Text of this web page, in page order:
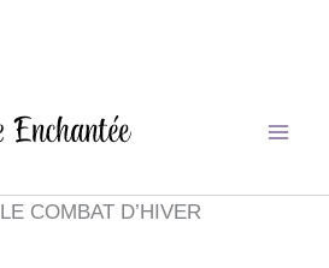
LE COMBAT D’HIVER